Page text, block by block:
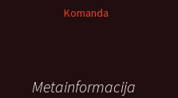
Komanda
Metainformacija